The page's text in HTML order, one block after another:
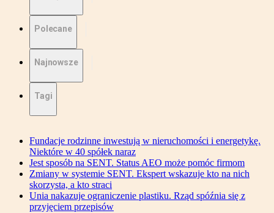
Polecane
Najnowsze
Tagi
Fundacje rodzinne inwestują w nieruchomości i energetykę.
Niektóre w 40 spółek naraz
Jest sposób na SENT. Status AEO może pomóc firmom
Zmiany w systemie SENT. Ekspert wskazuje kto na nich
skorzysta, a kto straci
Unia nakazuje ograniczenie plastiku. Rząd spóźnia się z
przyjęciem przepisów